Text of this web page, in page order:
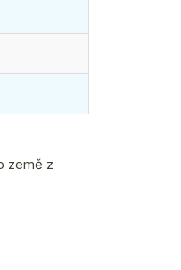
země z